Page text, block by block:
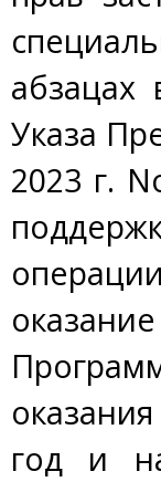
абзацах
Указа
2023 г.
год и